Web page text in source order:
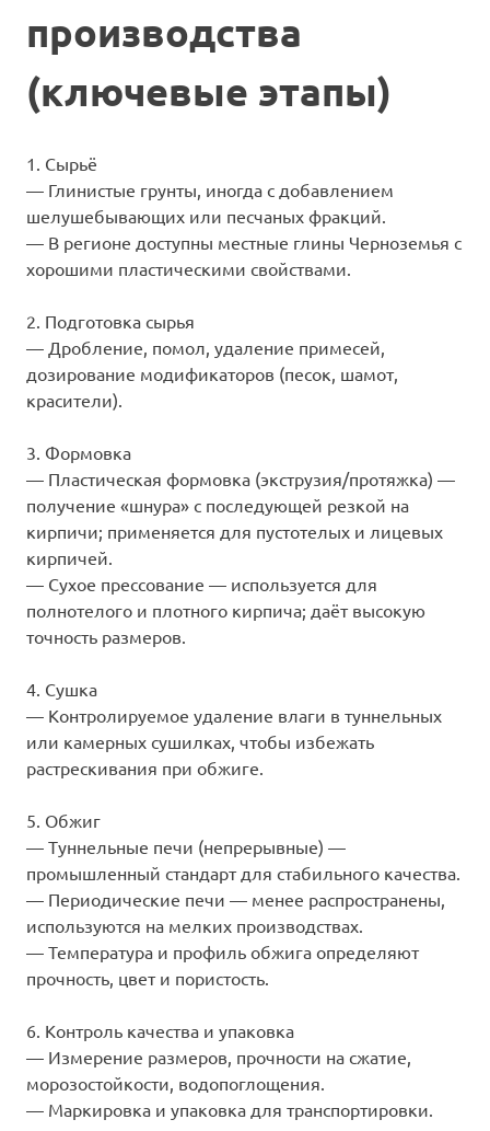
производства
(ключевые этапы)
1. Сырьё
— Глинистые грунты, иногда с добавлением
шелушебывающих или песчаных фракций.
— В регионе доступны местные глины Черноземья с
хорошими пластическими свойствами.
2. Подготовка сырья
— Дробление, помол, удаление примесей,
дозирование модификаторов (песок, шамот,
красители).
3. Формовка
— Пластическая формовка (экструзия/протяжка) —
получение «шнура» с последующей резкой на
кирпичи; применяется для пустотелых и лицевых
кирпичей.
— Сухое прессование — используется для
полнотелого и плотного кирпича; даёт высокую
точность размеров.
4. Сушка
— Контролируемое удаление влаги в туннельных
или камерных сушилках, чтобы избежать
растрескивания при обжиге.
5. Обжиг
— Туннельные печи (непрерывные) —
промышленный стандарт для стабильного качества.
— Периодические печи — менее распространены,
используются на мелких производствах.
— Температура и профиль обжига определяют
прочность, цвет и пористость.
6. Контроль качества и упаковка
— Измерение размеров, прочности на сжатие,
морозостойкости, водопоглощения.
— Маркировка и упаковка для транспортировки.